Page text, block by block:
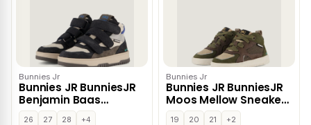
Bunnies Jr
Bunnies JR BunniesJR
Benjamin Baas
sneakers blauw
26 27 28
+4
Bunnies Jr
Bunnies JR BunniesJR
Moos Mellow Sneakers
groen Leer
19 20 21
+2